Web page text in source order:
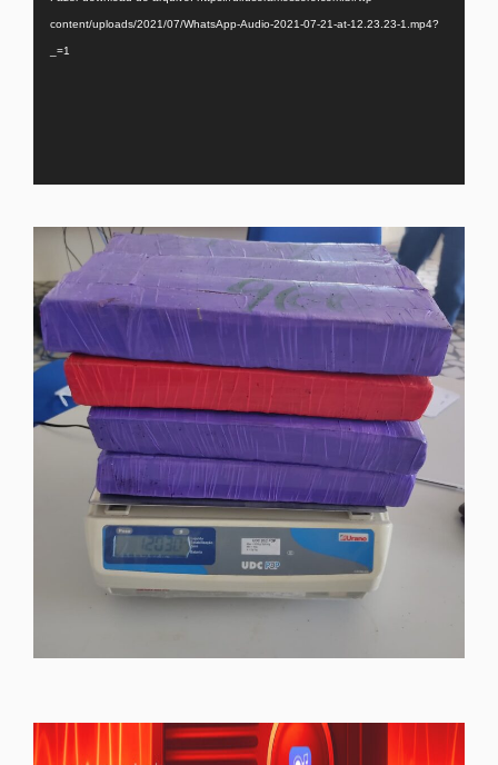
vídeo
content/uploads/2021/07/WhatsApp-Audio-2021-07-21-at-12.23.23-1.mp4?
_=1